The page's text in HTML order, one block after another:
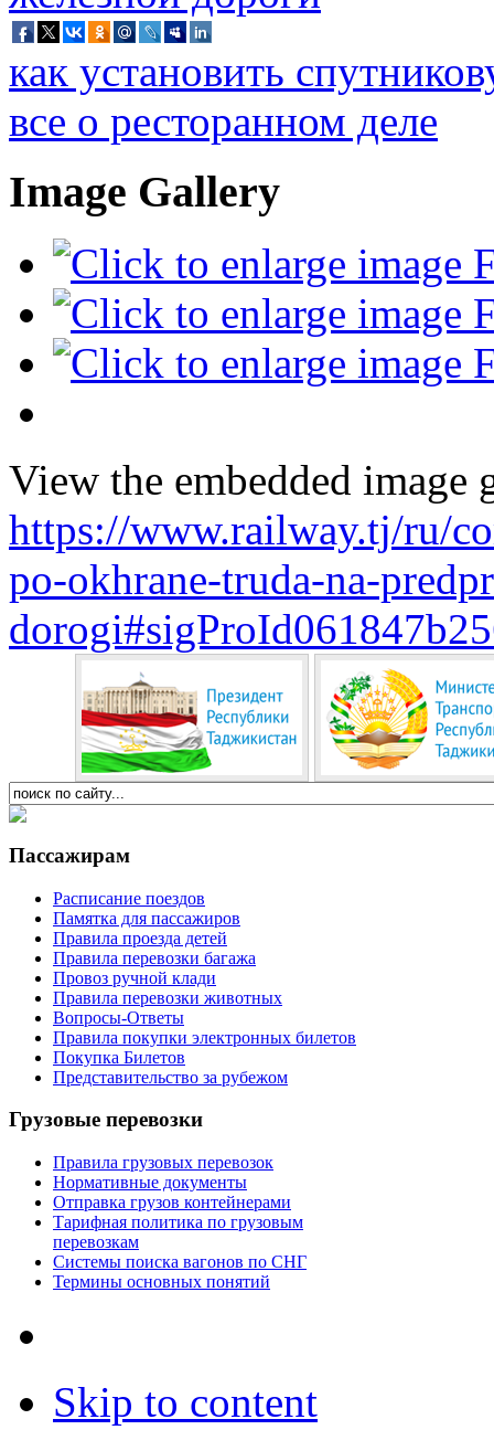
как установить
все о ресторанном деле
Image Gallery
View the embedded image
https://www.railway.tj/ru/
po-okhrane-truda-na-
Пассажирам
Расписание поездов
Памятка для пассажиров
Правила проезда детей
Правила перевозки багажа
Провоз ручной клади
Правила перевозки животных
Вопросы-Ответы
Правила покупки электронных билетов
Покупка Билетов
Представительство за рубежом
Грузовые перевозки
Правила грузовых перевозок
Нормативные документы
Отправка грузов контейнерами
Тарифная политика по грузовым
перевозкам
Системы поиска вагонов по СНГ
Термины основных понятий
Skip to content